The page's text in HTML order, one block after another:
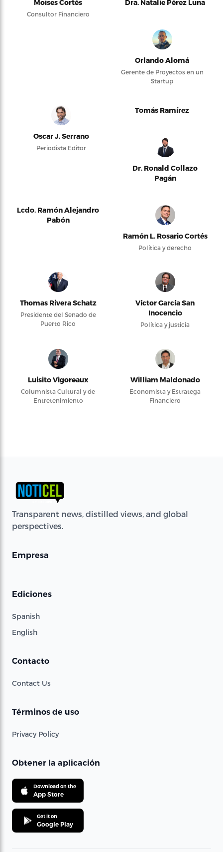
Moises Cortés
Consultor Financiero
Dra. Natalie Pérez Luna
Orlando Alomá
Gerente de Proyectos en un
Startup
Oscar J. Serrano
Periodista Editor
Tomás Ramírez
Dr. Ronald Collazo
Pagán
Lcdo. Ramón Alejandro
Pabón
Ramón L. Rosario Cortés
Política y derecho
Thomas Rivera Schatz
Presidente del Senado de
Puerto Rico
Víctor García San
Inocencio
Política y justicia
Luisito Vigoreaux
Columnista Cultural y de
Entretenimiento
William Maldonado
Economista y Estratega
Financiero
Transparent news, distilled views, and global
perspectives.
Empresa
Ediciones
Spanish
English
Contacto
Contact Us
Términos de uso
Privacy Policy
Obtener la aplicación
Download on the
App Store
Get it on
Google Play